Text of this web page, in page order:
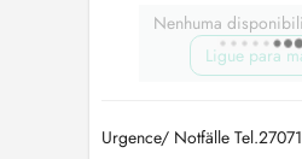
Nenhuma
Ligue para
Urgence/ Notfälle